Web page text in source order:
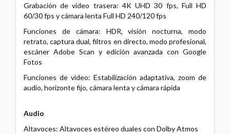
Grabación de vídeo trasera: 4K UHD 30 fps, Full HD
60/30 fps y cámara lenta Full HD 240/120 fps
Funciones de cámara: HDR, visión nocturna, modo
retrato, captura dual, filtros en directo, modo profesional,
escáner Adobe Scan y edición avanzada con Google
Fotos
Funciones de vídeo: Estabilización adaptativa, zoom de
audio, horizonte fijo, cámara lenta y cámara rápida
Audio
Altavoces: Altavoces estéreo duales con Dolby Atmos